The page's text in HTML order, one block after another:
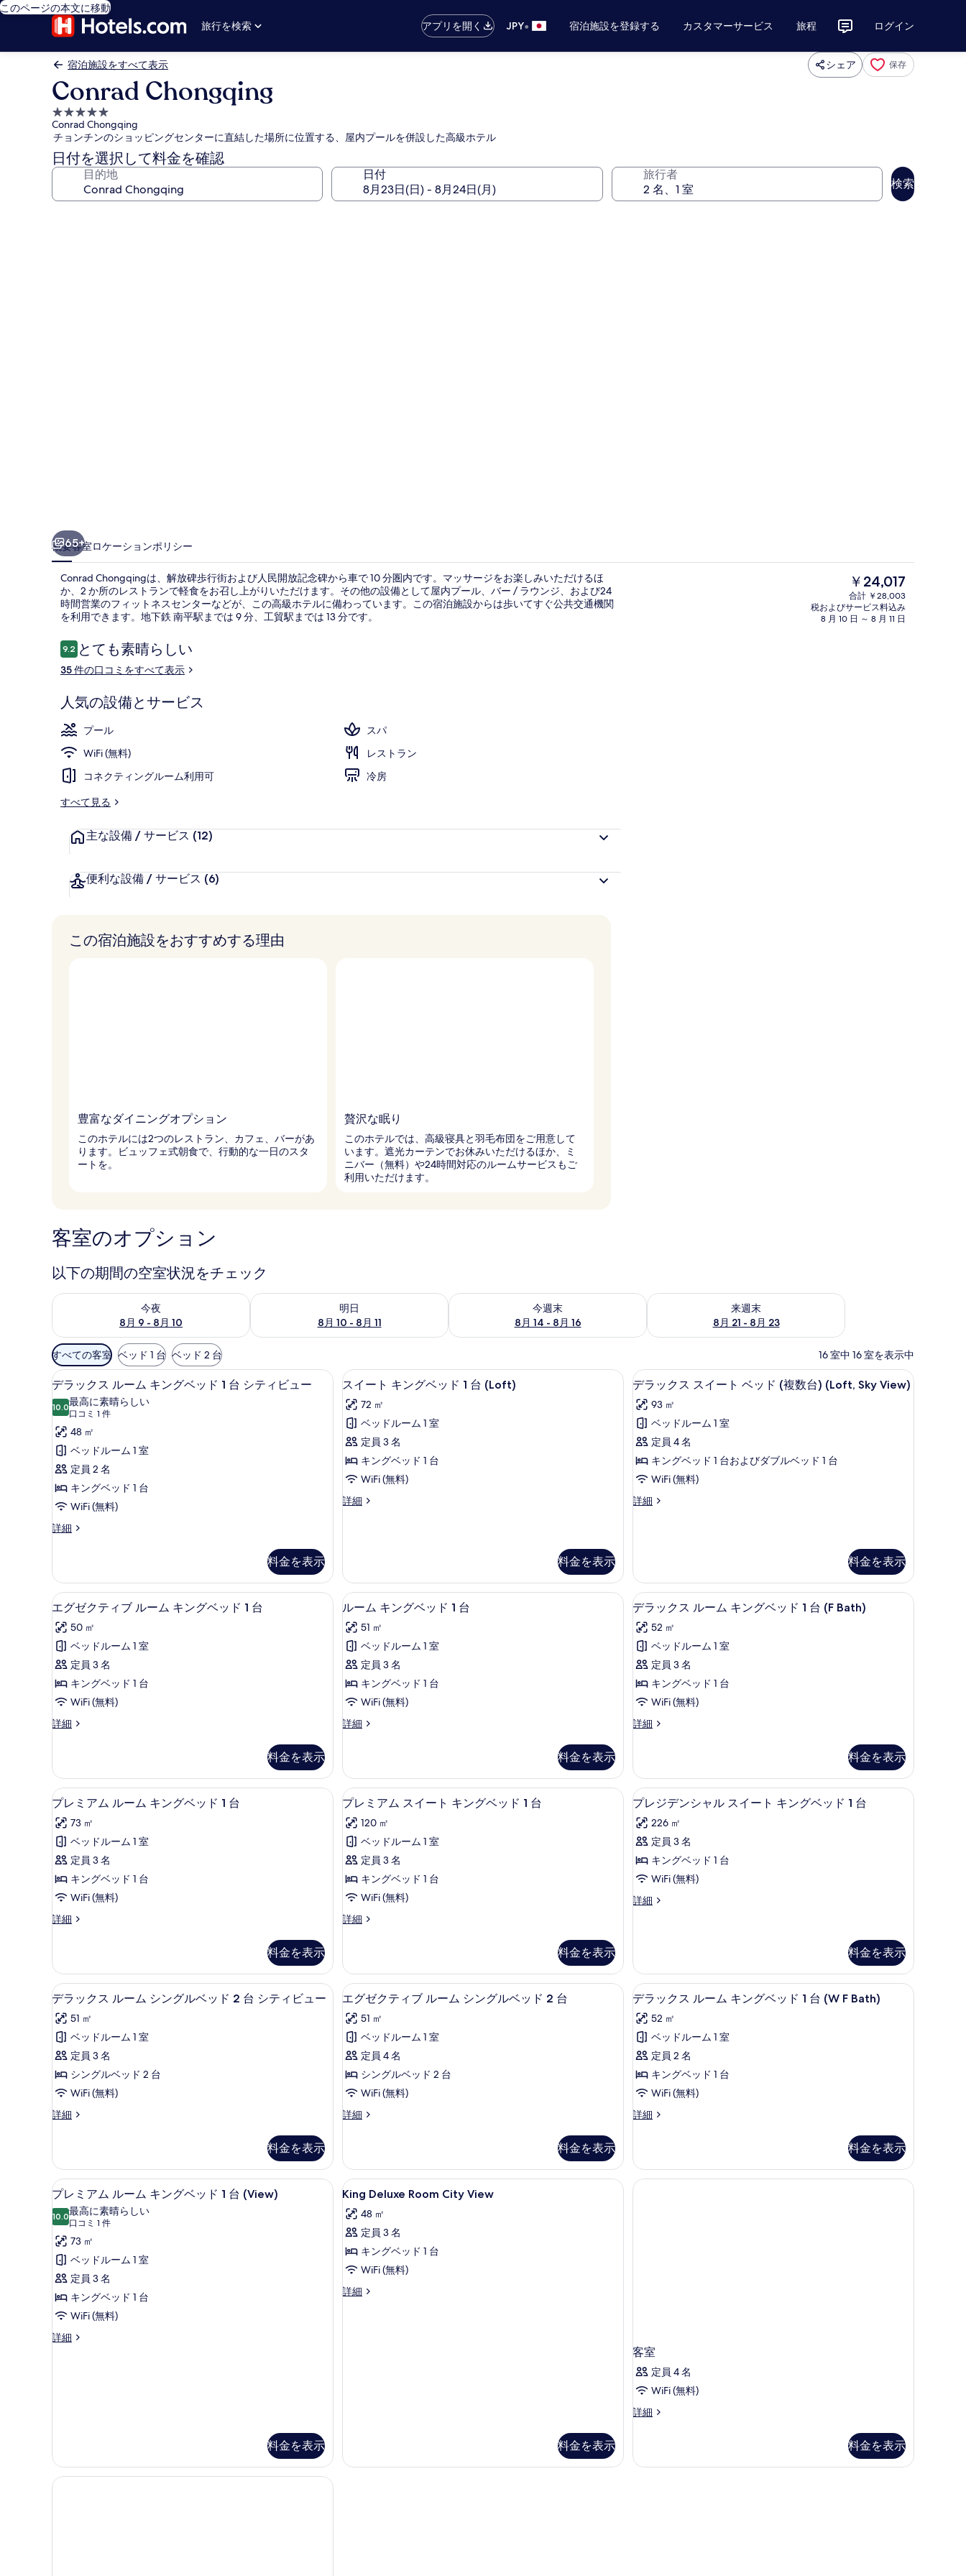
このページの本文に移動
旅行を検索
アプリを開く JPY• 宿泊施設を登録する カスタマーサービス 旅程 ログイン
宿泊施設をすべて表示 シェア 保存
Conrad Chongqing
5.0
つ
星
宿
泊
Conrad Chongqing
チョンチンのショッピングセンターに直結した場所に位置する、屋内プールを併設した高級ホテル
日付を選択して料金を確認
目的地 日付 旅行者
検索
プレミアム ルーム キングベッド 1
65+
概要客室ロケーションポリシー
Conrad Chongqingは、解放碑歩行街および人民開放記念碑から車で 10 分圏内です。マッサージをお楽しみいただけるほ
か、2 か所のレストランで軽食をお召し上がりいただけます。その他の設備として屋内プール、バー / ラウンジ、および24
時間営業のフィットネスセンターなどが、この高級ホテルに備わっています。この宿泊施設からは歩いてすぐ公共交通機関
を利用できます。地下鉄 南平駅までは 9 分、工貿駅までは 13 分です。
口
コ
ミ
9.210段階中9.2
とても素晴らしい
35 件の口コミをすべて表示
人気の設備とサービス
プール
スパ
WiFi (無料)
レストラン
コネクティングルーム利用可
冷房
すべて見る
主な設備 / サービス (12)
便利な設備 / サービス (6)
現
在
の
料
￥24,017
合計 ￥28,003
税およびサービス料込み
8 月 10 日 ～ 8 月 11 日
この宿泊施設をおすすめする理由
豊富なダイニングオプション
このホテルには2つのレストラン、カフェ、バーがあ
ります。ビュッフェ式朝食で、行動的な一日のスタ
ートを。
贅沢な眠り
このホテルでは、高級寝具と羽毛布団をご用意して
います。遮光カーテンでお休みいただけるほか、ミ
ニバー（無料）や24時間対応のルームサービスもご
利用いただけます。
客室のオプション
以下の期間の空室状況をチェック
今夜
8月 9 - 8月 10
今夜 8月 9 - 8月 10 の空室状況をチェック
明日
8月 10 - 8月 11
明日 8月 10 - 8月 11 の空室状況をチェック
今週末
8月 14 - 8月 16
今週末 8月 14 - 8月 16 の空室状況をチェック
来週末
8月 21 - 8月 23
来週末 8月 21 - 8月 23 の空室状況をチェック
利
用
可
能
な
客
室
の
絞
り
込
み
すべての客室 ベッド 1 台 ベッド 2 台 16 室中 16 室を表示中
デ
ラ
ッ
ク
ス
ル
ー
ム
キ
ベ
ッ
ド
台
シ
テ
ィ
ビ
ー
の
す
べ
て
の
写
真
を
す
る
高級寝具、羽毛の掛け布団、ミニバー、セーフティボックス (室内)
9
デラックス ルーム キングベッド 1 台 シティビュー
10.010 点中 10.0
最高に素晴らしい
口コミ 1 件
(口
コ
ミ
1
件)
48 ㎡
ベッドルーム 1 室
定員 2 名
キングベッド 1 台
WiFi (無料)
詳細
デ
ス
ル
ー
キ
ン
グ
ベ
ッ
ド
台
ビ
ュ
ー
の
詳
細
料金を表示
ス
イ
ー
ト
キ
ン
ベ
台
(Loft)
の
す
べ
て
の
写
真
表
示
す
る
スイート キングベッド 1 台 (Loft) | リビング エリア | 65 インチの薄型テレビ (デジタル放送視聴可)、書斎 / ワーク
6
スイート キングベッド 1 台 (Loft)
72 ㎡
ベッドルーム 1 室
定員 3 名
キングベッド 1 台
WiFi (無料)
詳細
ス
グ
ベ
ッ
ド
台
(Loft)
の
詳
料金を表示
デ
ラ
ッ
ク
ス
ス
ー
ド
(複
数
台)
(Loft,
Sky
View)
の
す
の
写
真
を
表
示
す
デラックス スイート ベッド (複数台) (Loft,
8
デラックス スイート ベッド (複数台) (Loft, Sky View)
93 ㎡
ベッドルーム 1 室
定員 4 名
キングベッド 1 台およびダブルベッド 1 台
WiFi (無料)
詳細
デ
イ
ー
ト
ベ
ッ
ド
(複
数
台)
Sky
View)
の
料金を表示
エ
グ
ゼ
ク
テ
ィ
ル
ム
キ
ン
グ
ベ
ッ
ド
1
台
べ
て
の
写
真
を
表
示
す
高級寝具、羽毛の掛け布団、ミニバー、セーフティボックス (室内)
8
エグゼクティブ ルーム キングベッド 1 台
50 ㎡
ベッドルーム 1 室
定員 3 名
キングベッド 1 台
WiFi (無料)
詳細
エ
テ
ィ
ブ
ー
ム
キ
ン
グ
ベ
ッ
ド
詳
細
料金を表示
ル
ー
ム
キ
ン
グ
ッ
1
台
の
す
べ
て
の
写
真
示
す
る
高級寝具、羽毛の掛け布団、ミニバー、セーフティボックス (室内)
7
ルーム キングベッド 1 台
51 ㎡
ベッドルーム 1 室
定員 3 名
キングベッド 1 台
WiFi (無料)
詳細
ル
ン
グ
ベ
ド
台
の
詳
細
料金を表示
デ
ラ
ッ
ク
ス
ル
ム
ン
グ
ベ
ッ
ド
1
台
(F
べ
て
の
写
真
を
表
示
す
高級寝具、羽毛の掛け布団、ミニバー、セー
5
デラックス ルーム キングベッド 1 台 (F Bath)
52 ㎡
ベッドルーム 1 室
定員 3 名
キングベッド 1 台
WiFi (無料)
詳細
デ
ス
ル
ー
キ
ン
ベ
ッ
1
詳
細
料金を表示
プ
レ
ミ
ア
ム
ル
ム
ン
グ
ベ
ッ
ド
1
台
の
す
の
写
真
を
表
示
す
る
プレミアム ルーム キングベッド 1 台 | 高級寝具、羽毛の掛け布団、ミニバー、セーフティボックス (室内)
6
プレミアム ルーム キングベッド 1 台
73 ㎡
ベッドルーム 1 室
定員 3 名
キングベッド 1 台
WiFi (無料)
詳細
プ
ム
ル
ー
キ
ン
グ
ベ
ッ
ド
台
料金を表示
プ
レ
ミ
ア
ム
ス
ー
キ
ン
グ
ベ
ッ
ド
1
台
の
て
の
写
真
を
表
示
す
65 インチの薄型テレビ (デジタル放送視聴可)、書斎 / ワークスペース
5
プレミアム スイート キングベッド 1 台
120 ㎡
ベッドルーム 1 室
定員 3 名
キングベッド 1 台
WiFi (無料)
詳細
プ
ム
ス
イ
ト
キ
ン
グ
ベ
ッ
ド
1
細
料金を表示
プ
レ
ジ
デ
ン
ャ
イ
ー
ト
キ
ン
グ
ベ
ッ
ド
の
す
す
る
プレジデンシャル スイート キングベッド 1
6
プレジデンシャル スイート キングベッド 1 台
226 ㎡
定員 3 名
キングベッド 1 台
WiFi (無料)
詳細
プ
シ
ャ
ル
ス
イ
ー
ト
キ
ン
グ
ベ
ッ
ド
の
詳
細
料金を表示
デ
ラ
ッ
ク
ス
ル
ム
ン
グ
ル
ベ
ッ
ド
2
台
シ
テ
ィ
べ
て
高級寝具、羽毛の掛け布団、ミニバー、セーフティボックス (室内)
7
デラックス ルーム シングルベッド 2 台 シティビュー
51 ㎡
ベッドルーム 1 室
定員 3 名
シングルベッド 2 台
WiFi (無料)
詳細
デ
ス
ル
ー
シ
グ
ル
ベ
ッ
ド
台
シ
テ
料金を表示
エ
グ
ゼ
ク
テ
ィ
ル
ム
シ
ン
グ
ル
ベ
ッ
ド
真
高級寝具、羽毛の掛け布団、ミニバー、セーフティボックス (室内)
7
エグゼクティブ ルーム シングルベッド 2 台
51 ㎡
ベッドルーム 1 室
定員 4 名
シングルベッド 2 台
WiFi (無料)
詳細
エ
テ
ィ
ブ
ー
ム
ン
グ
ベ
料金を表示
デ
ラ
ッ
ク
ス
ル
ム
ン
グ
す
べ
て
の
を
高級寝具、羽毛の掛け布団、ミニバー、セー
5
デラックス ルーム キングベッド 1 台 (W F Bath)
52 ㎡
ベッドルーム 1 室
定員 2 名
キングベッド 1 台
WiFi (無料)
詳細
デ
ス
ル
ー
Bath)
の
詳
細
料金を表示
プ
レ
ミ
ア
ム
ル
ー
ム
キ
台
(View)
プレミアム ルーム キングベッド 1 台 (View) | 高級寝具、羽毛の掛け布団、ミニバー、セーフティボックス (室内)
6
プレミアム ルーム キングベッド 1 台 (View)
10.010 点中 10.0
最高に素晴らしい
口コミ 1 件
(口
コ
ミ
1
件)
73 ㎡
ベッドルーム 1 室
定員 3 名
キングベッド 1 台
WiFi (無料)
詳細
プ
グ
ベ
料金を表示
King
Deluxe
Room
City
View
の
す
す
高級寝具、羽毛の掛け布団、ミニバー、セーフティボックス (室内)
12
King Deluxe Room City View
48 ㎡
定員 3 名
キングベッド 1 台
WiFi (無料)
詳細
King
料金を表示
客室
定員 4 名
WiFi (無料)
詳細
客
細
料金を表示